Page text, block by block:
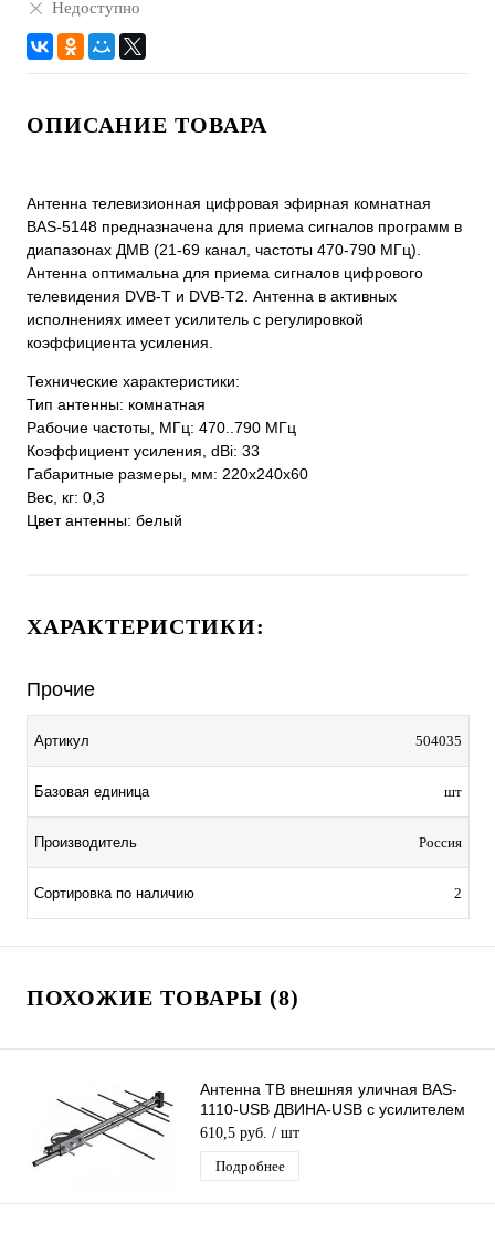
Недоступно
ОПИСАНИЕ ТОВАРА
Антенна телевизионная цифровая эфирная комнатная
BAS-5148 предназначена для приема сигналов программ в
диапазонах ДМВ (21-69 канал, частоты 470-790 МГц).
Антенна оптимальна для приема сигналов цифрового
телевидения DVB-T и DVB-T2. Антенна в активных
исполнениях имеет усилитель с регулировкой
коэффициента усиления.
Технические характеристики:
Тип антенны: комнатная
Рабочие частоты, МГц: 470..790 МГц
Коэффициент усиления, dBi: 33
Габаритные размеры, мм: 220х240х60
Вес, кг: 0,3
Цвет антенны: белый
ХАРАКТЕРИСТИКИ:
Прочие
Артикул 504035
Базовая единица шт
Производитель Россия
Сортировка по наличию 2
ПОХОЖИЕ ТОВАРЫ (8)
Антенна ТВ внешняя уличная BAS-
1110-USB ДВИНА-USB с усилителем
цифровая эфирная для DVB-T2 Рэмо
610,5 руб. / шт
Подробнее